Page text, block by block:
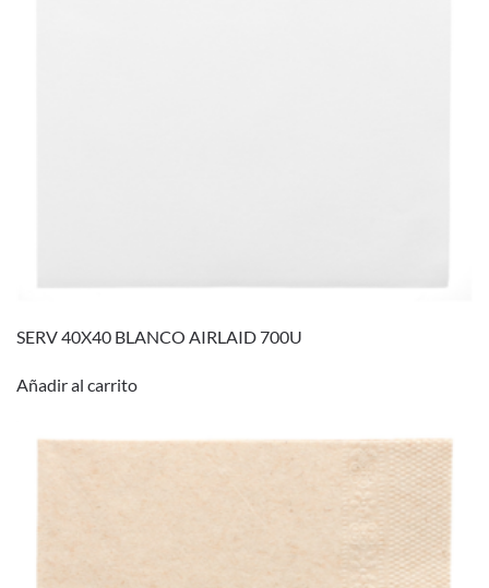
SERV 40X40 BLANCO AIRLAID 700U
Añadir al carrito